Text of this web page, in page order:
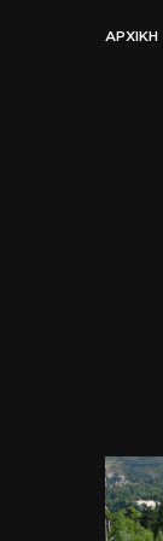
ΑΡΧΙΚΗ